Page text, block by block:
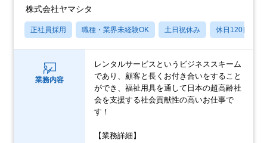
株式会社ヤマシタ
正社員採用 職種・業界未経験OK 土日祝休み 休日120日以上
業務内容
レンタルサービスというビジネススキーム
であり、顧客と長くお付き合いをすること
ができ、福祉用具を通して日本の超高齢社
会を支援する社会貢献性の高いお仕事で
す！
【業務詳細】